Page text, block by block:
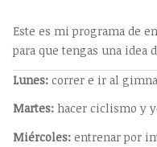
Este es mi programa de
para que tengas una idea
Lunes: correr e ir al
Martes: hacer ciclismo y
Miércoles: entrenar por